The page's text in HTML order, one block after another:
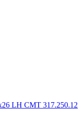
LH CMT 317.250.12